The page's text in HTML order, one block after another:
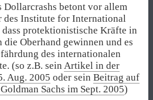
Dollarcrashs betont vor allem
des Institute for International
protektionistische Kräfte in
die Oberhand gewinnen und es
des internationalen
(so z.B. sein Artikel in der
Aug. 2005 oder sein Beitrag auf
Sachs im Sept. 2005)